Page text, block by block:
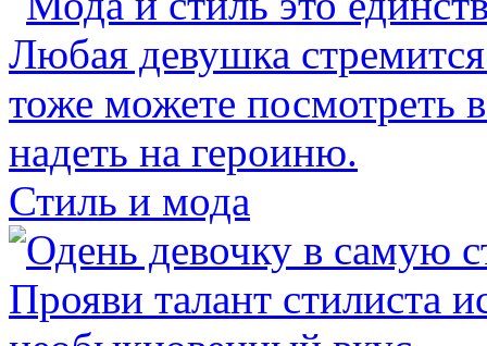
Стиль и мода